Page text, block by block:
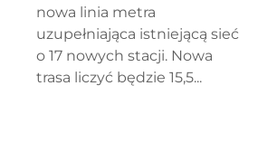
nowa linia metra
uzupełniająca istniejącą sieć
o 17 nowych stacji. Nowa
trasa liczyć będzie 15,5...